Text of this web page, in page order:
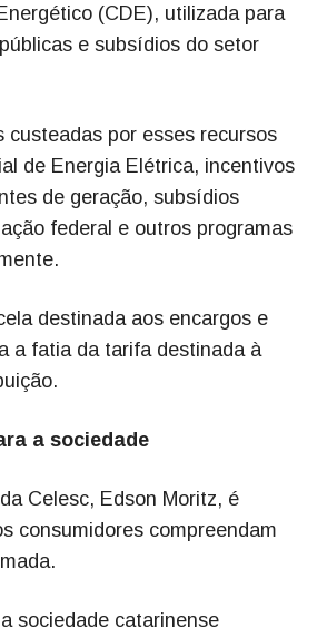
(CDE), utilizada para
e subsídios do setor
custeadas por esses recursos
de Energia Elétrica, incentivos
de geração, subsídios
federal e outros programas
destinada aos encargos e
a fatia da tarifa destinada à
a sociedade
Celesc, Edson Moritz, é
consumidores compreendam
sociedade catarinense